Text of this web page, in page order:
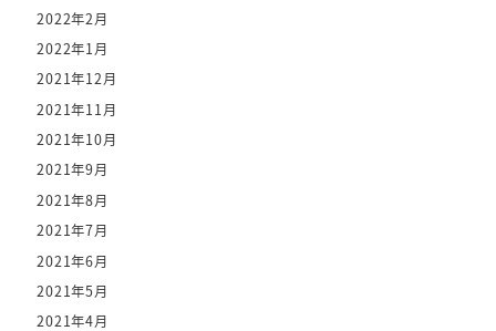
2022年2月
2022年1月
2021年12月
2021年11月
2021年10月
2021年9月
2021年8月
2021年7月
2021年6月
2021年5月
2021年4月